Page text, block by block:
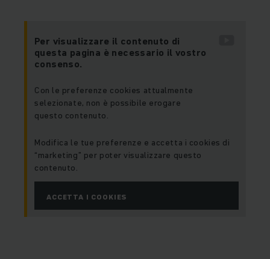
Per visualizzare il contenuto di
questa pagina è necessario il vostro
consenso.
Con le preferenze cookies attualmente
selezionate, non è possibile erogare
questo contenuto.
Modifica le tue preferenze e accetta i cookies di
“marketing” per poter visualizzare questo
contenuto.
ACCETTA I COOKIES